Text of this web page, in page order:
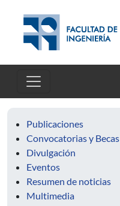
Publicaciones
Convocatorias y Becas
Divulgación
Eventos
Resumen de noticias
Multimedia